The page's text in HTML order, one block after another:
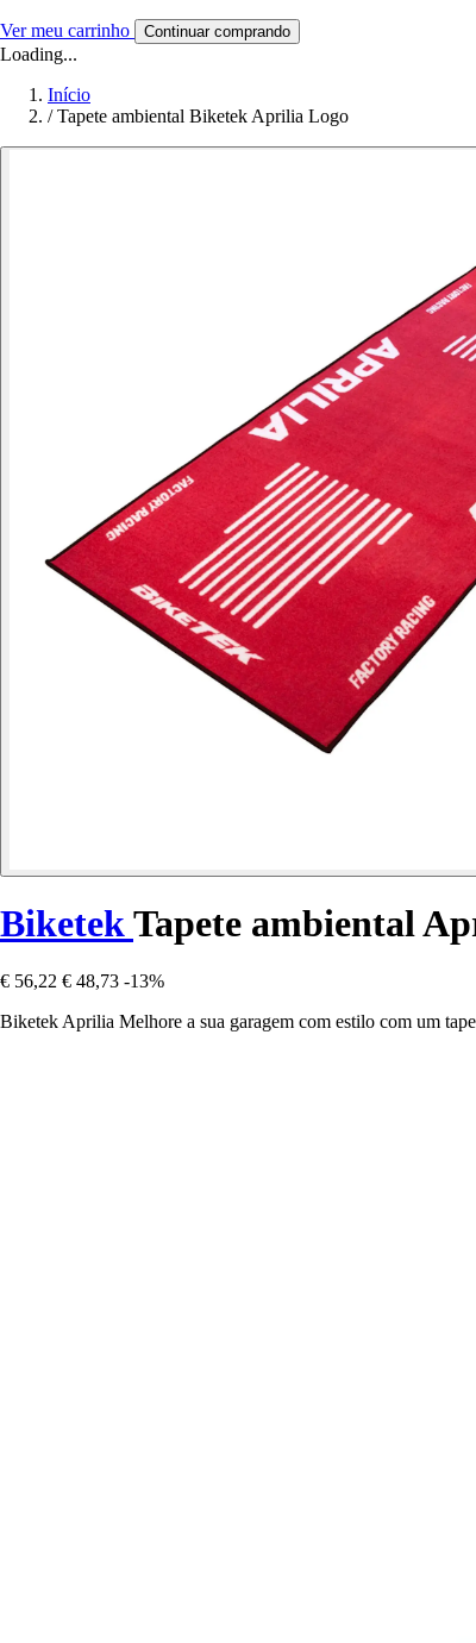
Ver meu carrinho Continuar comprando
Loading...
Início
/ Tapete ambiental Biketek Aprilia Logo
BiketekTapete ambiental
€ 56,22 € 48,73 -13%
Biketek Aprilia Melhore a sua garagem com estilo com um